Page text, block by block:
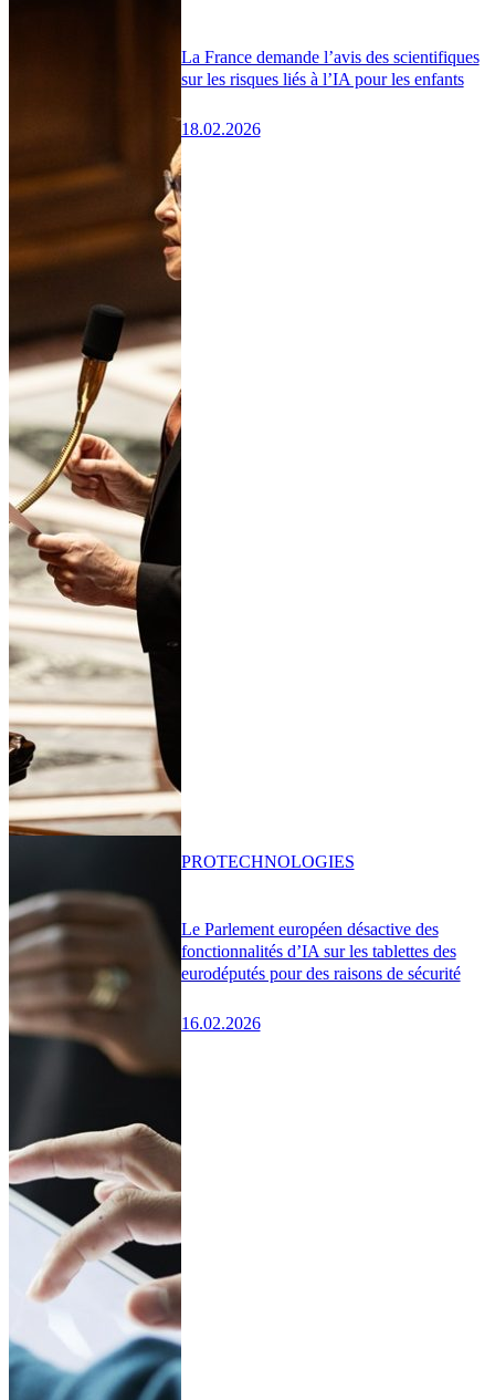
La France demande l’avis des scientifiques
sur les risques liés à l’IA pour les enfants
18.02.2026
Le Parlement européen désactive des
fonctionnalités d’IA sur les tablettes des
eurodéputés pour des raisons de sécurité
16.02.2026
PROTECHNOLOGIES